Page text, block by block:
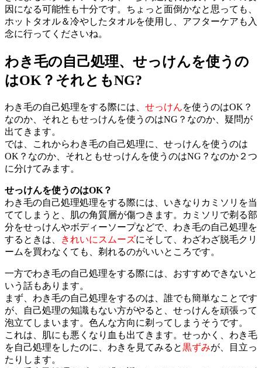
因になる可能性も十分です。ちょっと面倒かなと思っても、
ホットタオル＆冷やしたタオルを使用し、アフターケアも入
念に行ってくださいね。
わき毛の自己処理、せっけんを使うの
はOK？それともNG?
わき毛の自己処理をする際には、 せっけんを使うのはOK？
なのか、それともせっけんを使うのはNG？なのか、疑問が
出てきます。
では、これからわき毛の自己処理に、せっけんを使うのは
OK？なのか、それともせっけんを使うのはNG？なのか２つ
に分けてみます。
せっけんを使うのはOK？
わき毛の自己処理処理をする際には、いきなりカミソリを当
ててしまうと、肌の角質層が傷つきます。カミソリで剃る部
分をせっけんやボディーソープなどで、わき毛の自己処理を
するときは、
きれいにスムーズにそして、わざわざ脱毛クリ
ームを買わなくても、剃れるのがいいところです。
一方でわき毛の自己処理をする際には、おすすめできないと
いう話もあります。
まず、わき毛の自己処理をするのは、誰でも簡単なことです
が、自己処理の知識もない方がやると、せっけんを頑張って
泡立てしまいます。色んな方向に剃ってしまうそうです。
これは、肌にも悪くなり血も出てきます。せっかく、わき毛
を自己処理をしたのに、わきを見てみると黒ずみが、目立っ
たりします。